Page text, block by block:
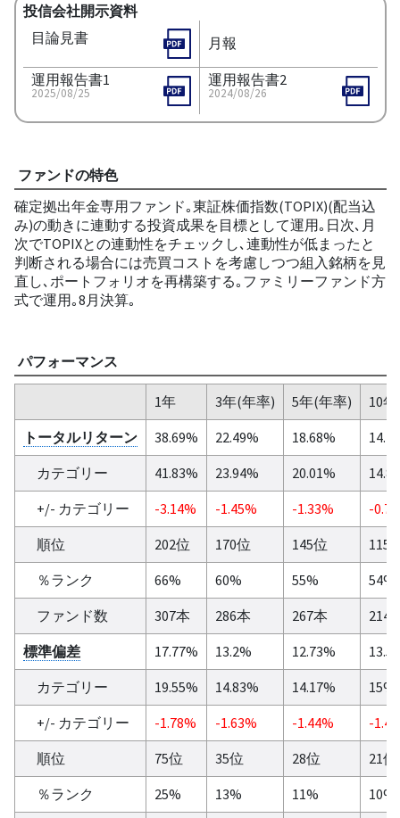
投信会社開示資料
目論見書
月報
運用報告書1
2025/08/25
運用報告書2
2024/08/26
ファンドの特色
確定拠出年金専用ファンド｡東証株価指数(TOPIX)(配当込
み)の動きに連動する投資成果を目標として運用｡日次､月
次でTOPIXとの連動性をチェックし､連動性が低まったと
判断される場合には売買コストを考慮しつつ組入銘柄を見
直し､ポートフォリオを再構築する｡ファミリーファンド方
式で運用｡8月決算｡
パフォーマンス
1年 3年(年率) 5年(年率)
10
トータルリターン
38.69% 22.49% 18.68%
カテゴリー
41.83% 23.94% 20.01%
+/- カテゴリー
-3.14% -1.45% -1.33%
-
順位
202位 170位 145位
115
％ランク
66% 60% 55%
54%
ファンド数
307本 286本 267本
214
標準偏差
17.77% 13.2% 12.73%
カテゴリー
19.55% 14.83% 14.17%
15%
+/- カテゴリー
-1.78% -1.63% -1.44%
-
順位
75位 35位 28位
21位
％ランク
25% 13% 11% 10%